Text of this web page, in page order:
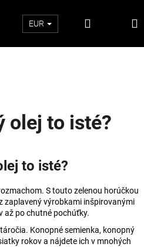
EUR
olej to isté?
to isté?
S touto zelenou horúčkou
zaplavený výrobkami inšpirovanými
až po chutné pochúťky.
Konopné semienka, konopný
rokov a nájdete ich v mnohých